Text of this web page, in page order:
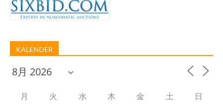
KALENDER
月 火 水 木 金 土 日